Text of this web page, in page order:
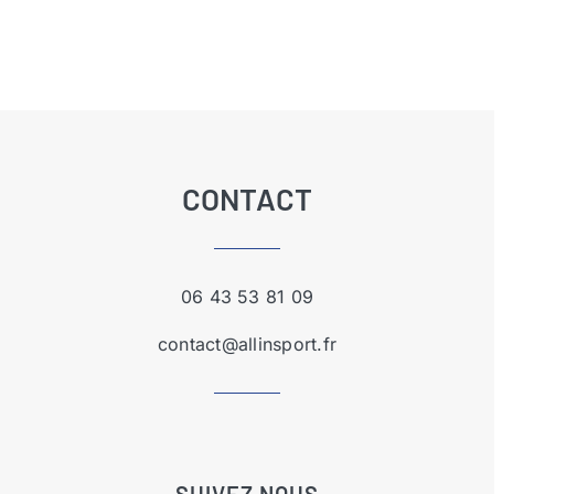
CONTACT
06 43 53 81 09
contact@allinsport.fr